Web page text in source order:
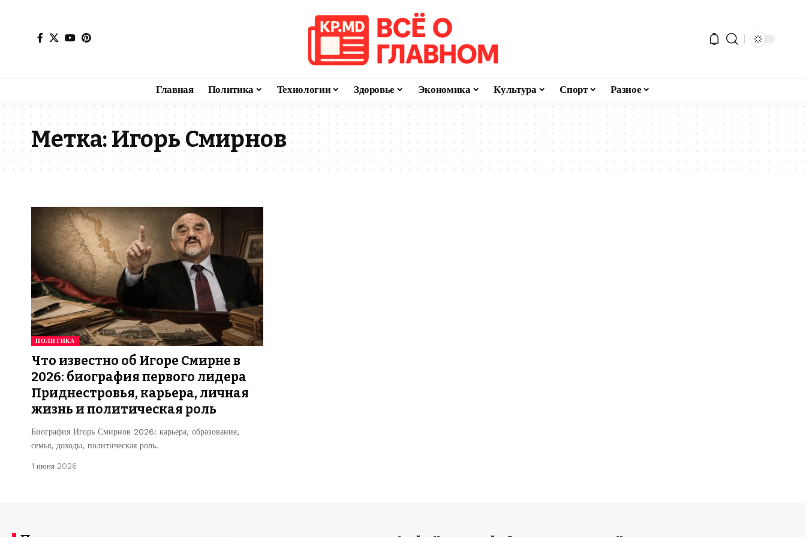
Главная Политика Технологии Здоровье Экономика Культура Спорт Разное
Метка:Игорь Смирнов
ПОЛИТИКА
Что известно об Игоре Смирне в
2026: биография первого лидера
Приднестровья, карьера, личная
жизнь и политическая роль
Биография Игорь Смирнов 2026: карьера, образование,
семья, доходы, политическая роль.
1 июня 2026